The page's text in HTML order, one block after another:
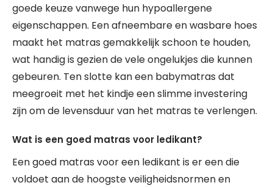
goede keuze vanwege hun hypoallergene
eigenschappen. Een afneembare en wasbare hoes
maakt het matras gemakkelijk schoon te houden,
wat handig is gezien de vele ongelukjes die kunnen
gebeuren. Ten slotte kan een babymatras dat
meegroeit met het kindje een slimme investering
zijn om de levensduur van het matras te verlengen.
Wat is een goed matras voor ledikant?
Een goed matras voor een ledikant is er een die
voldoet aan de hoogste veiligheidsnormen en